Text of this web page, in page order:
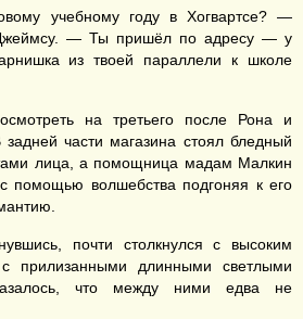
учебному году в Хогвартсе? —
— Ты пришёл по адресу — у
из твоей параллели к школе
на третьего после Рона и
части магазина стоял бледный
лица, а помощница мадам Малкин
с помощью волшебства подгоняя к его
почти столкнулся с высоким
прилизанными длинными светлыми
что между ними едва не